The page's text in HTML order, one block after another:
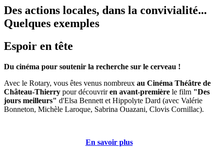
Des actions locales, dans la convivialité...
Quelques exemples
Espoir en tête
Du cinéma pour soutenir la recherche sur le cerveau !
Avec le Rotary, vous êtes venus nombreux au Cinéma Théâtre de
Château-Thierry pour découvriren avant-première le film "Des
jours meilleurs" d'Elsa Bennett et Hippolyte Dard (avec Valérie
Bonneton, Michèle Laroque, Sabrina Ouazani, Clovis Cornillac).
En savoir plus